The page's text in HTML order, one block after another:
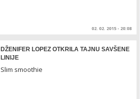
02. 02. 2015 - 20:08
DŽENIFER LOPEZ OTKRILA TAJNU SAVŠENE
LINIJE
Slim smoothie